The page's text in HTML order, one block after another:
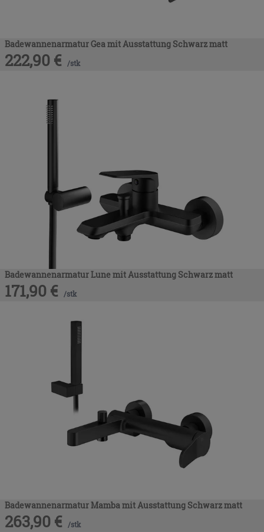
Badewannenarmatur Gea mit Ausstattung Schwarz matt
222,90 € /stk
Badewannenarmatur Lune mit Ausstattung Schwarz matt
171,90 € /stk
Badewannenarmatur Mamba mit Ausstattung Schwarz matt
263,90 € /stk